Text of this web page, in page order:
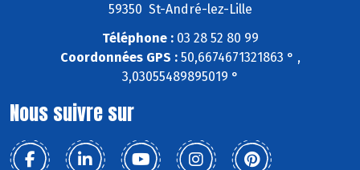
59350 St-André-lez-Lille
Téléphone :03 28 52 80 99
Coordonnées GPS :50,6674671321863 ° ,
3,03055489895019 °
Nous suivre sur